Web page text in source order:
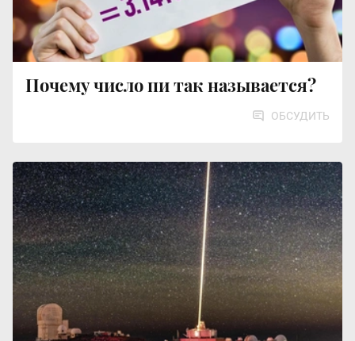
Почему число пи так называется?
ОБСУДИТЬ